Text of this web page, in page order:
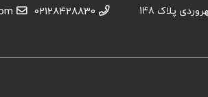
استان تهران، عباس آباد،خیابان بهشتی، بعد از تقاطع سهروردی پلاک 148
02128428830